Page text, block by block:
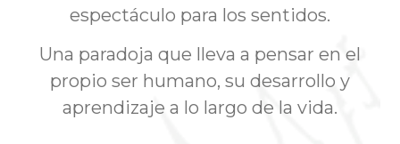
espectáculo para los sentidos.
Una paradoja que lleva a pensar en el
propio ser humano, su desarrollo y
aprendizaje a lo largo de la vida.